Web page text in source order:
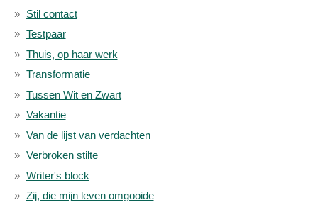
Stil contact
Testpaar
Thuis, op haar werk
Transformatie
Tussen Wit en Zwart
Vakantie
Van de lijst van verdachten
Verbroken stilte
Writer's block
Zij, die mijn leven omgooide